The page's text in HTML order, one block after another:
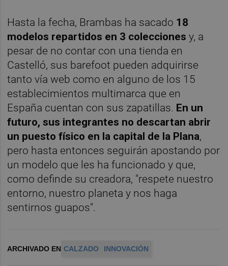
Hasta la fecha, Brambas ha sacado 18
modelos repartidos en 3 colecciones y, a
pesar de no contar con una tienda en
Castelló, sus barefoot pueden adquirirse
tanto vía web como en alguno de los 15
establecimientos multimarca que en
España cuentan con sus zapatillas. En un
futuro, sus integrantes no descartan abrir
un puesto físico en la capital de la Plana,
pero hasta entonces seguirán apostando por
un modelo que les ha funcionado y que,
como definde su creadora, "respete nuestro
entorno, nuestro planeta y nos haga
sentirnos guapos".
ARCHIVADO EN CALZADO INNOVACIÓN